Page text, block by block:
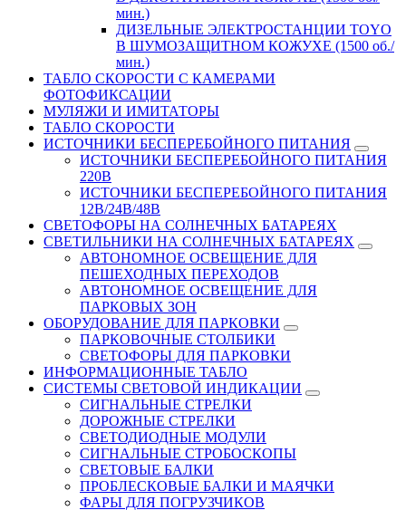
мин.)
ДИЗЕЛЬНЫЕ ЭЛЕКТРОСТАНЦИИ TOYO
В ШУМОЗАЩИТНОМ КОЖУХЕ (1500 об./
мин.)
ТАБЛО СКОРОСТИ С КАМЕРАМИ
ФОТОФИКСАЦИИ
МУЛЯЖИ И ИМИТАТОРЫ
ТАБЛО СКОРОСТИ
ИСТОЧНИКИ БЕСПЕРЕБОЙНОГО ПИТАНИЯ
ИСТОЧНИКИ БЕСПЕРЕБОЙНОГО ПИТАНИЯ
220В
ИСТОЧНИКИ БЕСПЕРЕБОЙНОГО ПИТАНИЯ
12В/24В/48В
СВЕТОФОРЫ НА СОЛНЕЧНЫХ БАТАРЕЯХ
СВЕТИЛЬНИКИ НА СОЛНЕЧНЫХ БАТАРЕЯХ
АВТОНОМНОЕ ОСВЕЩЕНИЕ ДЛЯ
ПЕШЕХОДНЫХ ПЕРЕХОДОВ
АВТОНОМНОЕ ОСВЕЩЕНИЕ ДЛЯ
ПАРКОВЫХ ЗОН
ОБОРУДОВАНИЕ ДЛЯ ПАРКОВКИ
ПАРКОВОЧНЫЕ СТОЛБИКИ
СВЕТОФОРЫ ДЛЯ ПАРКОВКИ
ИНФОРМАЦИОННЫЕ ТАБЛО
CИСТЕМЫ СВЕТОВОЙ ИНДИКАЦИИ
СИГНАЛЬНЫЕ СТРЕЛКИ
ДОРОЖНЫЕ СТРЕЛКИ
СВЕТОДИОДНЫЕ МОДУЛИ
СИГНАЛЬНЫЕ СТРОБОСКОПЫ
СВЕТОВЫЕ БАЛКИ
ПРОБЛЕСКОВЫЕ БАЛКИ И МАЯЧКИ
ФАРЫ ДЛЯ ПОГРУЗЧИКОВ